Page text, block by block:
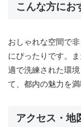
こんな方にお
おしゃれな空間で
にぴったりです。
適で洗練された環
て、都内の魅力を
アクセス・地